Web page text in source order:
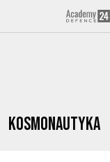
Kosmonautyka